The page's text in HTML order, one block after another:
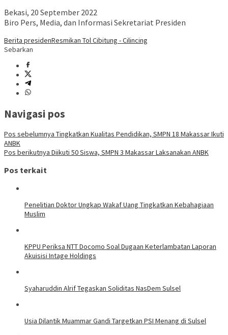
Bekasi, 20 September 2022
Biro Pers, Media, dan Informasi Sekretariat Presiden
Berita presidenResmikan Tol Cibitung - Cilincing
Sebarkan
Navigasi pos
Pos sebelumnya Tingkatkan Kualitas Pendidikan, SMPN 18 Makassar Ikuti
ANBK
Pos berikutnya Diikuti 50 Siswa, SMPN 3 Makassar Laksanakan ANBK
Pos terkait
Penelitian Doktor Ungkap Wakaf Uang Tingkatkan Kebahagiaan
Muslim
KPPU Periksa NTT Docomo Soal Dugaan Keterlambatan Laporan
Akuisisi Intage Holdings
Syaharuddin Alrif Tegaskan Soliditas NasDem Sulsel
Usia Dilantik Muammar Gandi Targetkan PSI Menang di Sulsel